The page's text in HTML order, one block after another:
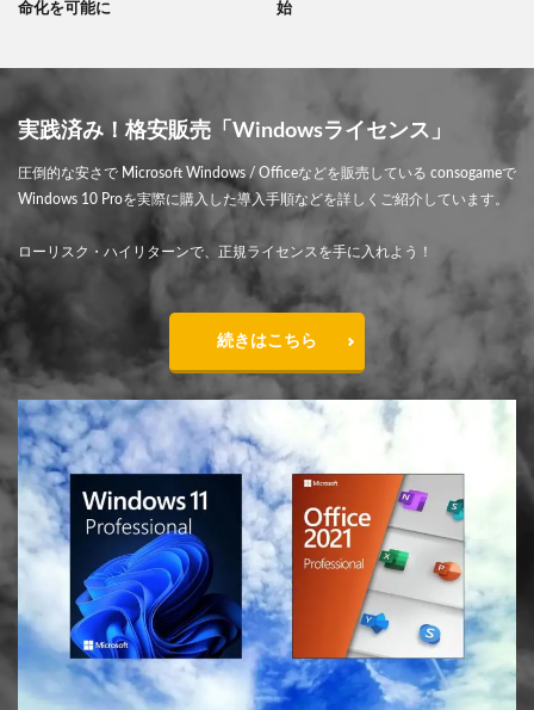
命化を可能に
始
実践済み！格安販売「Windowsライセンス」
圧倒的な安さで Microsoft Windows / Officeなどを販売している consogameで
Windows 10 Proを実際に購入した導入手順などを詳しくご紹介しています。
ローリスク・ハイリターンで、正規ライセンスを手に入れよう！
続きはこちら